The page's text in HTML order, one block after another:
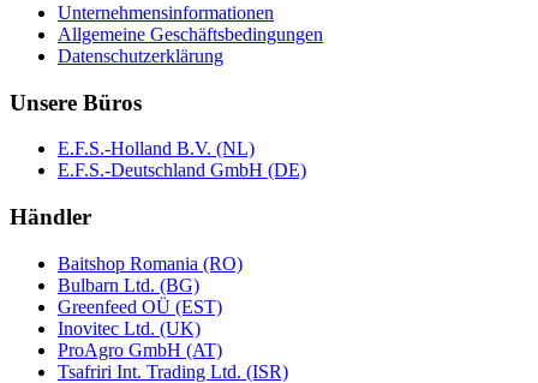
Unternehmensinformationen
Allgemeine Geschäftsbedingungen
Datenschutzerklärung
Unsere Büros
E.F.S.-Holland B.V. (NL)
E.F.S.-Deutschland GmbH (DE)
Händler
Baitshop Romania (RO)
Bulbarn Ltd. (BG)
Greenfeed OÜ (EST)
Inovitec Ltd. (UK)
ProAgro GmbH (AT)
Tsafriri Int. Trading Ltd. (ISR)